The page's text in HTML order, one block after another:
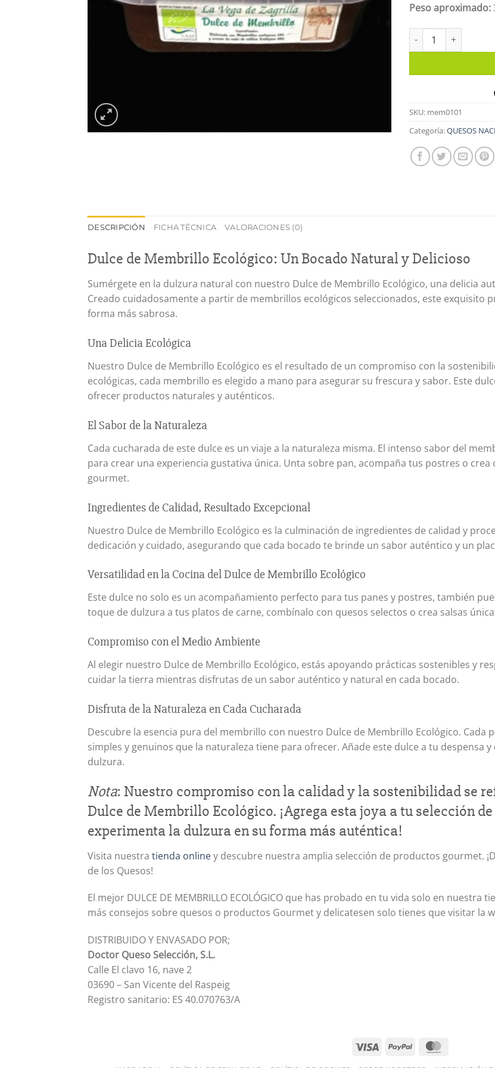
Peso aproximado:
DULCE DE
SKU: mem0101
Categoría:QUESOS
DESCRIPCIÓN FICHA TÉCNICA VALORACIONES (0)
Dulce de Membrillo Ecológico: Un Bocado Natural y Delicioso
Sumérgete en la dulzura natural con nuestro Dulce de Membrillo Ecológico, una delicia
Creado cuidadosamente a partir de membrillos ecológicos seleccionados, este exquisito
forma más sabrosa.
Una Delicia Ecológica
Nuestro Dulce de Membrillo Ecológico es el resultado de un compromiso con la
ecológicas, cada membrillo es elegido a mano para asegurar su frescura y sabor. Este
ofrecer productos naturales y auténticos.
El Sabor de la Naturaleza
Cada cucharada de este dulce es un viaje a la naturaleza misma. El intenso sabor del
para crear una experiencia gustativa única. Unta sobre pan, acompaña tus postres o
gourmet.
Ingredientes de Calidad, Resultado Excepcional
Nuestro Dulce de Membrillo Ecológico es la culminación de ingredientes de calidad y
dedicación y cuidado, asegurando que cada bocado te brinde un sabor auténtico y un
Versatilidad en la Cocina del Dulce de Membrillo Ecológico
Este dulce no solo es un acompañamiento perfecto para tus panes y postres, también
toque de dulzura a tus platos de carne, combínalo con quesos selectos o crea salsas
Compromiso con el Medio Ambiente
Al elegir nuestro Dulce de Membrillo Ecológico, estás apoyando prácticas sostenibles y
cuidar la tierra mientras disfrutas de un sabor auténtico y natural en cada bocado.
Disfruta de la Naturaleza en Cada Cucharada
Descubre la esencia pura del membrillo con nuestro Dulce de Membrillo Ecológico. Cada
simples y genuinos que la naturaleza tiene para ofrecer. Añade este dulce a tu despensa
dulzura.
Nota: Nuestro compromiso con la calidad y la sostenibilidad se
Dulce de Membrillo Ecológico. ¡Agrega esta joya a tu selección
experimenta la dulzura en su forma más auténtica!
Visita nuestra tienda onliney descubre nuestra amplia selección de productos gourmet.
de los Quesos!
El mejor DULCE DE MEMBRILLO ECOLÓGICO que has probado en tu vida solo en nuestra
más consejos sobre quesos o productos Gourmet y delicatesen solo tienes que visitar la
DISTRIBUIDO Y ENVASADO POR;
Doctor Queso Selección, S.L.
Calle El clavo 16, nave 2
03690 – San Vicente del Raspeig
Registro sanitario: ES 40.070763/A